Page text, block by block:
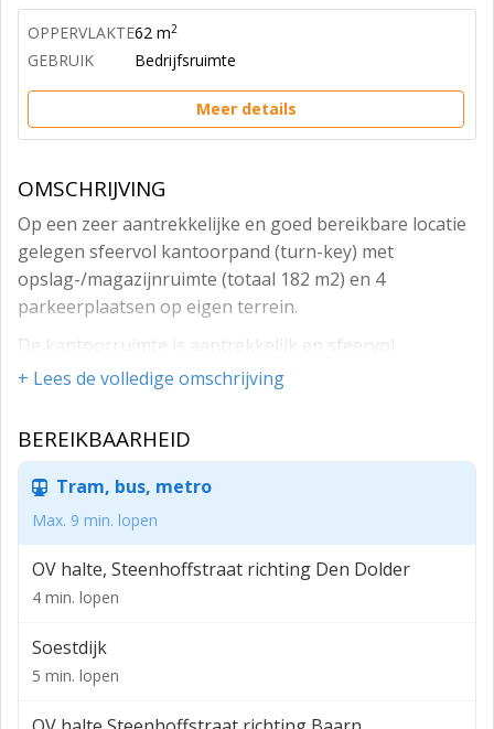
OPPERVLAKTE62 m2
GEBRUIK Bedrijfsruimte
Meer details
OMSCHRIJVING
Op een zeer aantrekkelijke en goed bereikbare locatie
gelegen sfeervol kantoorpand (turn-key) met
opslag-/magazijnruimte (totaal 182 m2) en 4
parkeerplaatsen op eigen terrein.
De kantoorruimte is aantrekkelijk en sfeervol
uitgevoerd en biedt een geweldig uitzicht over de
De (verhuurbare) oppervlakten zijn als volgt:
- kantoorruimte begane grond: 72m2
- kantoorruimte verdieping: 48m2
Op de begane grond is een open werkruimte (ca. 46m2)
pantry, toilet, algemene ruimte én nog een
spreek-/werkkamer (ca. 15m2) welke is voorzien van
+ Lees de volledige omschrijving
BEREIKBAARHEID
Tram, bus, metro
Max. 9 min. lopen
OV halte, Steenhoffstraat richting Den Dolder
4 min. lopen
Soestdijk
5 min. lopen